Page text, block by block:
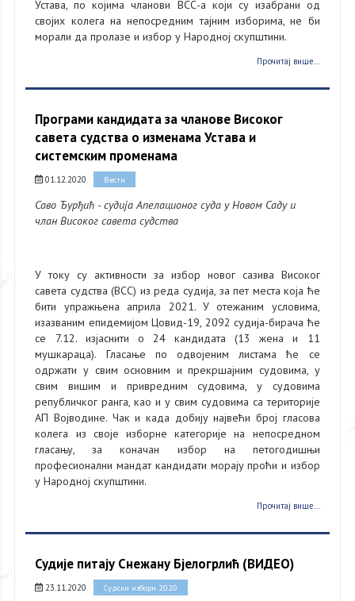
Устава, по којима чланови ВСС-а који су изабрани од
својих колега на непосредним тајним изборима, не би
морали да пролазе и избор у Народној скупштини.
Прочитај више...
Програми кандидата за чланове Високог
савета судства о изменама Устава и
системским променама
01.12.2020 Вести
Саво Ђурђић - судија Апелационог суда у Новом Саду и
члан Високог савета судства
У току су активности за избор новог сазива Високог
савета судства (ВСС) из реда судија, за пет места која ће
бити упражњена априла 2021. У отежаним условима,
изазваним епидемијом Цовид-19, 2092 судија-бирача ће
се 7.12. изјаснити о 24 кандидата (13 жена и 11
мушкараца). Гласање по одвојеним листама ће се
одржати у свим основним и прекршајним судовима, у
свим вишим и привредним судовима, у судовима
републичког ранга, као и у свим судовима са територије
АП Војводине. Чак и када добију највећи број гласова
колега из своје изборне категорије на непосредном
гласању, за коначан избор на петогодишњи
професионални мандат кандидати морају проћи и избор
у Народној скупштини.
Прочитај више...
Судије питају Снежану Бјелогрлић (ВИДЕО)
23.11.2020 Судски избори 2020